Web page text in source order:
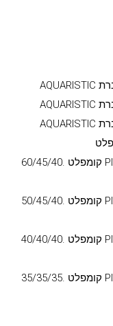
אקווריום מים מלוחים Plug&Play קומפלט .60/45/40
אקווריום מים מלוחים Plug&Play קומפלט .50/45/40
אקווריום מים מלוחים Plug&Play קומפלט .40/40/40
אקווריום מים מלוחים Plug&Play קומפלט .35/35/35